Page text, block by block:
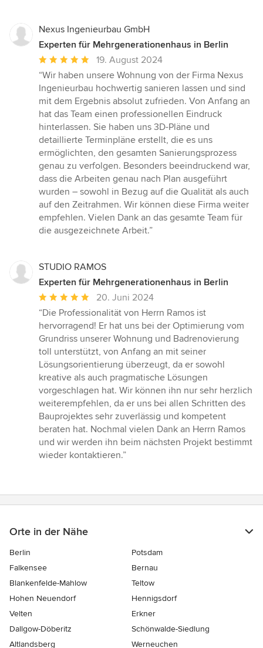
Nexus Ingenieurbau GmbH
Experten für Mehrgenerationenhaus in Berlin
Durchschnittliche
Bewertung:
5
von
5
Sternen
19. August 2024
“Wir haben unsere Wohnung von der Firma Nexus
Ingenieurbau hochwertig sanieren lassen und sind
mit dem Ergebnis absolut zufrieden. Von Anfang an
hat das Team einen professionellen Eindruck
hinterlassen. Sie haben uns 3D-Pläne und
detaillierte Terminpläne erstellt, die es uns
ermöglichten, den gesamten Sanierungsprozess
genau zu verfolgen. Besonders beeindruckend war,
dass die Arbeiten genau nach Plan ausgeführt
wurden – sowohl in Bezug auf die Qualität als auch
auf den Zeitrahmen. Wir können diese Firma weiter
empfehlen. Vielen Dank an das gesamte Team für
die ausgezeichnete Arbeit.”
STUDIO RAMOS
Experten für Mehrgenerationenhaus in Berlin
Durchschnittliche
Bewertung:
5
von
5
Sternen
20. Juni 2024
“Die Professionalität von Herrn Ramos ist
hervorragend! Er hat uns bei der Optimierung vom
Grundriss unserer Wohnung und Badrenovierung
toll unterstützt, von Anfang an mit seiner
Lösungsorientierung überzeugt, da er sowohl
kreative als auch pragmatische Lösungen
vorgeschlagen hat. Wir können ihn nur sehr herzlich
weiterempfehlen, da er uns bei allen Schritten des
Bauprojektes sehr zuverlässig und kompetent
beraten hat. Nochmal vielen Dank an Herrn Ramos
und wir werden ihn beim nächsten Projekt bestimmt
wieder kontaktieren.”
Orte in der Nähe
Berlin
Potsdam
Falkensee
Bernau
Blankenfelde-Mahlow
Teltow
Hohen Neuendorf
Hennigsdorf
Velten
Erkner
Dallgow-Döberitz
Schönwalde-Siedlung
Altlandsberg
Werneuchen